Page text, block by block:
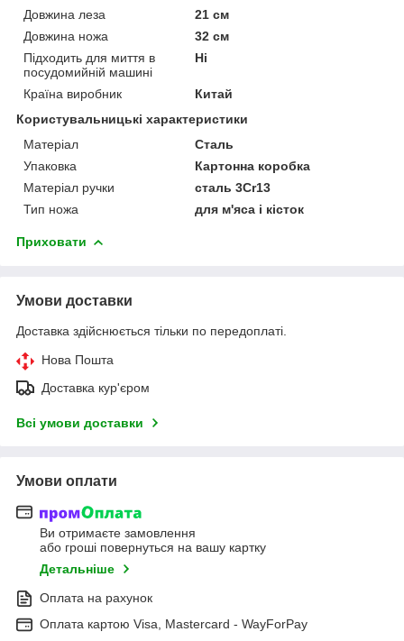
Довжина леза
21 см
Довжина ножа
32 см
Підходить для миття в
посудомийній машині
Ні
Країна виробник
Китай
Користувальницькі характеристики
Матеріал
Сталь
Упаковка
Картонна коробка
Матеріал ручки
сталь 3Cr13
Тип ножа
для м'яса і кісток
Приховати
Умови доставки
Доставка здійснюється тільки по передоплаті.
Нова Пошта
Доставка кур'єром
Всі умови доставки
Умови оплати
Ви отримаєте замовлення
або гроші повернуться на вашу картку
Детальніше
Оплата на рахунок
Оплата картою Visa, Mastercard - WayForPay